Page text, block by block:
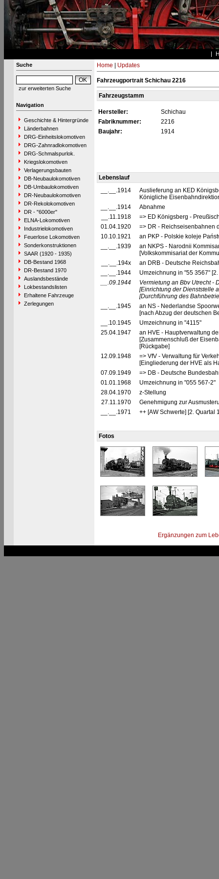
Suche
zur erweiterten Suche
Navigation
Geschichte & Hintergründe
Länderbahnen
DRG-Einheitslokomotiven
DRG-Zahnradlokomotiven
DRG-Schmalspurlok.
Kriegslokomotiven
Verlagerungsbauten
DB-Neubaulokomotiven
DB-Umbaulokomotiven
DR-Neubaulokomotiven
DR-Rekolokomotiven
DR - "6000er"
ELNA-Lokomotiven
Industrielokomotiven
Feuerlose Lokomotiven
Sonderkonstruktionen
SAAR (1920 - 1935)
DB-Bestand 1968
DR-Bestand 1970
Auslandsbestände
Lokbestandslisten
Erhaltene Fahrzeuge
Zerlegungen
Home Updates
Fahrzeugportrait Schichau 2216
Fahrzeugstamm
Hersteller:
Schichau
Fabriknummer:
2216
Baujahr:
1914
Lebenslauf
__.__.1914
Auslieferung an KED
Königliche
__.__.1914
Abnahme
__.11.1918
=> ED Königsberg -
01.04.1920
=> DR - Reichseisenbahnen
10.10.1921
an PKP - Polskie koleje
__.__.1939
an NKPS - Narodnii
[Volkskommisariat der
__.__.194x
an DRB - Deutsche
__.__.1944
Umzeichnung in "55 3567"
__.09.1944
Vermietung an Bbv Utrecht -
[Einrichtung der Dienststelle
[Durchführung des
__.__.1945
an NS - Nederlandse
[nach Abzug der deutschen
__.10.1945
Umzeichnung in "4115"
25.04.1947
an HVE - Hauptverwaltung
[Zusammenschluß der
[Rückgabe]
12.09.1948
=> VfV - Verwaltung für
[Eingliederung der HVE als
07.09.1949
=> DB - Deutsche
01.01.1968
Umzeichnung in "055 567-2"
28.04.1970
z-Stellung
27.11.1970
Genehmigung zur
__.__.1971
++ [AW Schwerte] [2. Quartal
Fotos
Ergänzungen zum